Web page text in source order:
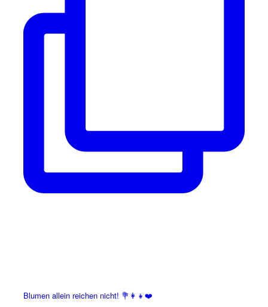
Blumen allein reichen nicht! 💐👩‍👧❤️